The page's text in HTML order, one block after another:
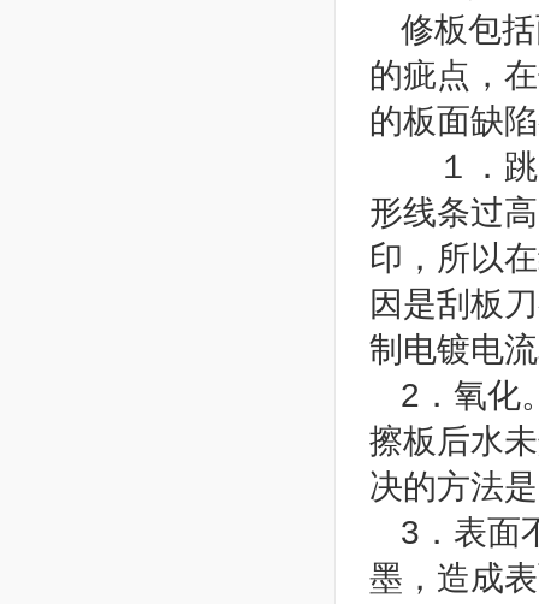
修板包
的疵点，
的板面缺
１．跳
形线条过
印，所以
因是刮板
制电镀电
2．氧化
擦板后水
决的方法
3．表面
墨，造成